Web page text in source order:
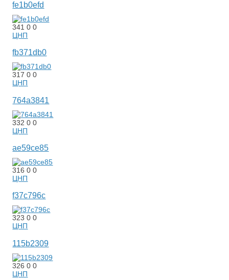
fe1b0efd
34100
ЦНП
fb371db0
31700
ЦНП
764a3841
33200
ЦНП
ae59ce85
31600
ЦНП
f37c796c
32300
ЦНП
115b2309
32600
ЦНП